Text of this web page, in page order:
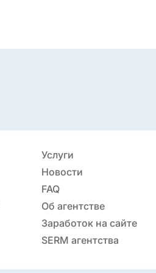
Услуги
Новости
FAQ
Об агентстве
Заработок на сайте
SERM агентства